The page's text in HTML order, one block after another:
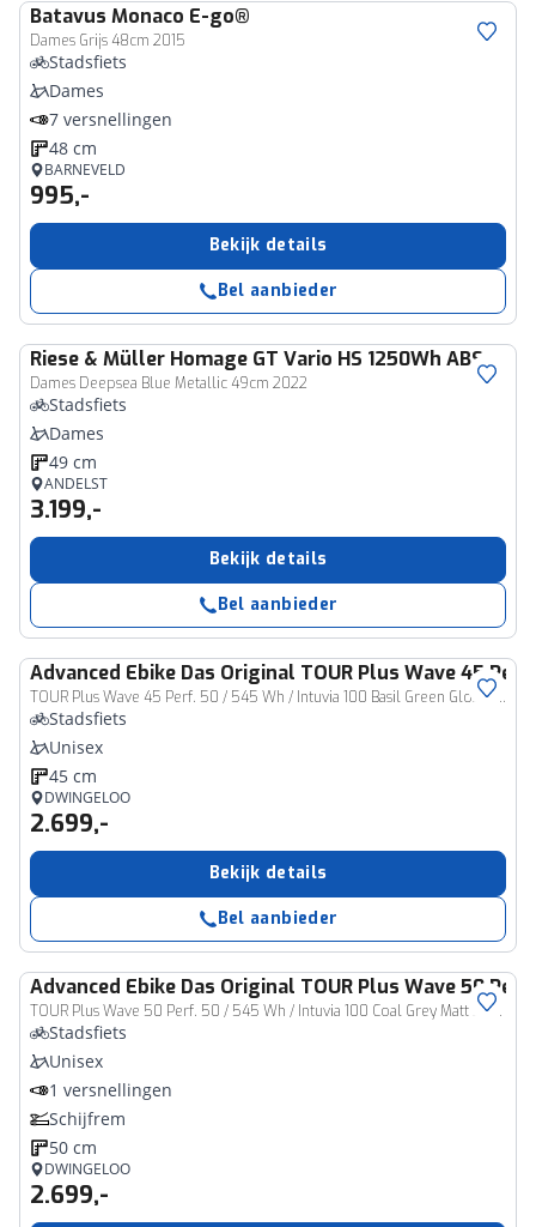
Batavus Monaco E-go®
Dames Grijs 48cm 2015
Stadsfiets
Dames
7 versnellingen
48 cm
BARNEVELD
995,-
Bekijk details
Bel aanbieder
Riese & Müller Homage GT Vario HS 1250Wh ABS
Dames Deepsea Blue Metallic 49cm 2022
Stadsfiets
Dames
49 cm
ANDELST
3.199,-
Bekijk details
Bel aanbieder
Advanced Ebike Das Original TOUR Plus Wave 45
TOUR Plus Wave 45 Perf. 50 / 545 Wh / Intuvia 100 Basil Green Glossy 45cm 2025
Stadsfiets
Unisex
45 cm
DWINGELOO
2.699,-
Bekijk details
Bel aanbieder
Advanced Ebike Das Original TOUR Plus Wave 50
TOUR Plus Wave 50 Perf. 50 / 545 Wh / Intuvia 100 Coal Grey Matt 50cm 2025
Stadsfiets
Unisex
1 versnellingen
Schijfrem
50 cm
DWINGELOO
2.699,-